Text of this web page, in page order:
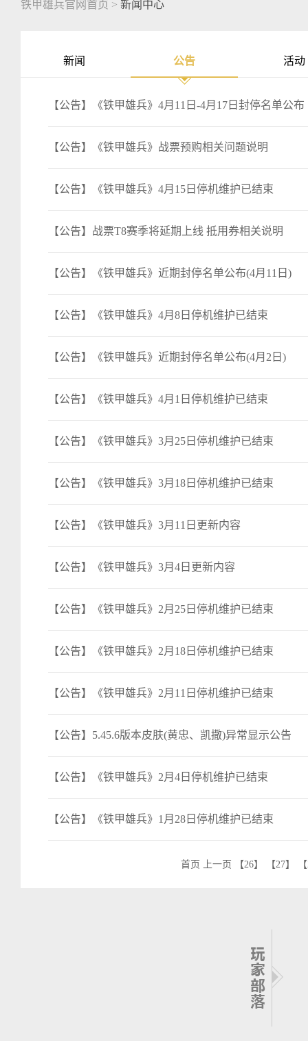
铁甲雄兵官网首页 > 新闻中心
新闻 公告 活动
【公告】《铁甲雄兵》4月11日-4月17日封停名单公布
【公告】《铁甲雄兵》战票预购相关问题说明
【公告】《铁甲雄兵》4月15日停机维护已结束
【公告】战票T8赛季将延期上线 抵用券相关说明
【公告】《铁甲雄兵》近期封停名单公布(4月11日)
【公告】《铁甲雄兵》4月8日停机维护已结束
【公告】《铁甲雄兵》近期封停名单公布(4月2日)
【公告】《铁甲雄兵》4月1日停机维护已结束
【公告】《铁甲雄兵》3月25日停机维护已结束
【公告】《铁甲雄兵》3月18日停机维护已结束
【公告】《铁甲雄兵》3月11日更新内容
【公告】《铁甲雄兵》3月4日更新内容
【公告】《铁甲雄兵》2月25日停机维护已结束
【公告】《铁甲雄兵》2月18日停机维护已结束
【公告】《铁甲雄兵》2月11日停机维护已结束
【公告】5.45.6版本皮肤(黄忠、凯撒)异常显示公告
【公告】《铁甲雄兵》2月4日停机维护已结束
【公告】《铁甲雄兵》1月28日停机维护已结束
首页 上一页 【26】 【27】